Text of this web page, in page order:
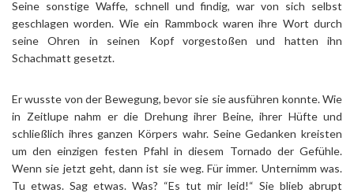
Seine sonstige Waffe, schnell und findig, war von sich selbst
geschlagen worden. Wie ein Rammbock waren ihre Wort durch
seine Ohren in seinen Kopf vorgestoßen und hatten ihn
Schachmatt gesetzt.
Er wusste von der Bewegung, bevor sie sie ausführen konnte. Wie
in Zeitlupe nahm er die Drehung ihrer Beine, ihrer Hüfte und
schließlich ihres ganzen Körpers wahr. Seine Gedanken kreisten
um den einzigen festen Pfahl in diesem Tornado der Gefühle.
Wenn sie jetzt geht, dann ist sie weg. Für immer. Unternimm was.
Tu etwas. Sag etwas. Was? “Es tut mir leid!“ Sie blieb abrupt